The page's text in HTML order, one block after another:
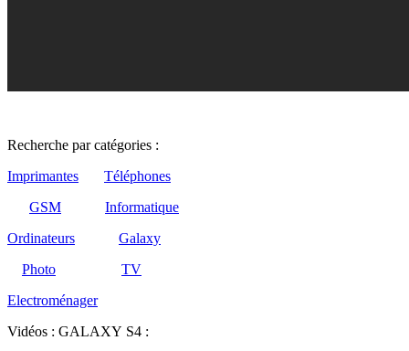
Recherche par catégories :
Imprimantes
Téléphones
GSM
Informatique
Ordinateurs
Galaxy
Photo
TV
Electroménager
Vidéos : GALAXY S4 :